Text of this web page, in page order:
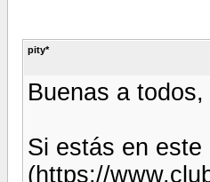
pity*
Buenas a todos,
Si estás en
(https://